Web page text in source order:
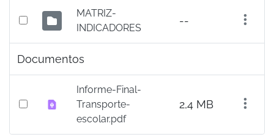
MATRIZ-
INDICADORES
--
Documentos
Informe-Final-
Transporte-
escolar.pdf
2,4 MB